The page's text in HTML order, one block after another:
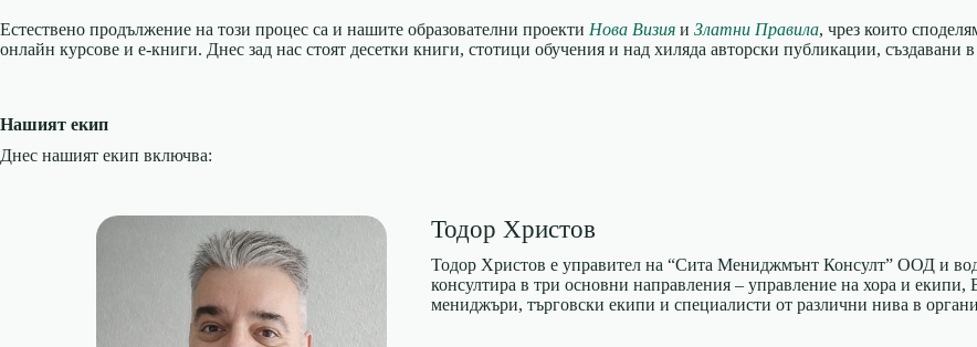
Естествено продължение на този процес са и нашите образователни проекти Нова Визия и Златни Правила, чрез които
онлайн курсове и е-книги. Днес зад нас стоят десетки книги, стотици обучения и над хиляда авторски публикации, създавани
Нашият екип
Днес нашият екип включва:
Тодор Христов
Тодор Христов е управител на “Сита Мениджмънт Консулт” ООД и
консултира в три основни направления – управление на хора и
мениджъри, търговски екипи и специалисти от различни нива в